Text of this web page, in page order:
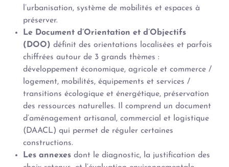
l’urbanisation, système de mobilités et espaces à
préserver.
Le Document d’Orientation et d’Objectifs
(DOO) définit des orientations localisées et parfois
chiffrées autour de 3 grands thèmes :
développement économique, agricole et commerce /
logement, mobilités, équipements et services /
transitions écologique et énergétique, préservation
des ressources naturelles. Il comprend un document
d’aménagement artisanal, commercial et logistique
(DAACL) qui permet de réguler certaines
constructions.
Les annexes dont le diagnostic, la justification des